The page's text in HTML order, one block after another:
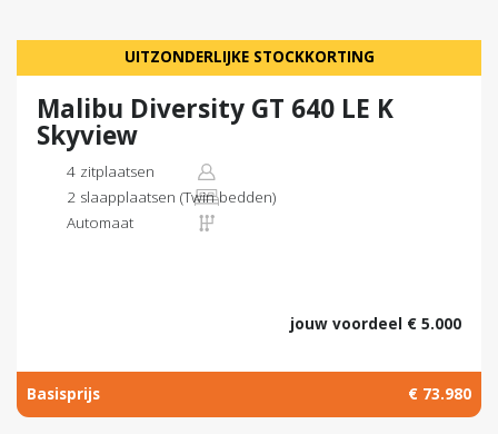
UITZONDERLIJKE STOCKKORTING
Malibu Diversity GT 640 LE K
Skyview
4 zitplaatsen
2 slaapplaatsen (Twin bedden)
Automaat
jouw voordeel € 5.000
Basisprijs € 73.980